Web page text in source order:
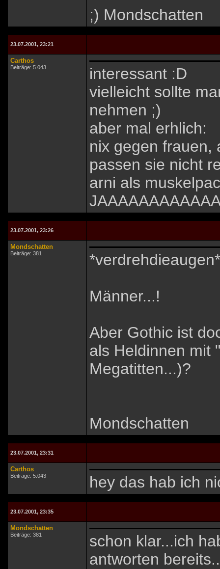
;) Mondschatten
23.07.2001, 23:21
Carthos
Beiträge: 5.043
interessant :D
vielleicht sollte
nehmen ;)
aber mal erhlich:
nix gegen frauen,
passen sie nicht
arni als
23.07.2001, 23:26
Mondschatten
Beiträge: 381 *verdrehdieaugen*
Männer...!
Aber Gothic ist
als Heldinnen mit
Megatitten...)?
Mondschatten
23.07.2001, 23:31
Carthos
Beiträge: 5.043 hey das hab ich
23.07.2001, 23:35
Mondschatten
Beiträge: 381
schon klar...ich
antworten